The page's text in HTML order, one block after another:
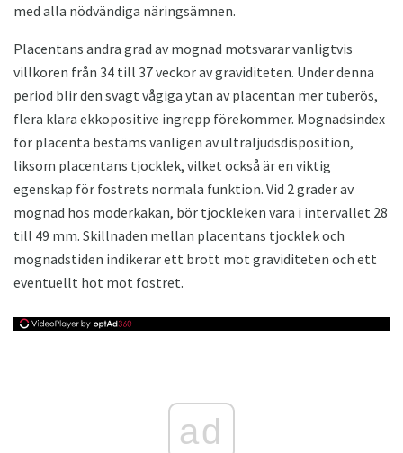
med alla nödvändiga näringsämnen.
Placentans andra grad av mognad motsvarar vanligtvis
villkoren från 34 till 37 veckor av graviditeten. Under denna
period blir den svagt vågiga ytan av placentan mer tuberös,
flera klara ekkopositive ingrepp förekommer. Mognadsindex
för placenta bestäms vanligen av ultraljudsdisposition,
liksom placentans tjocklek, vilket också är en viktig
egenskap för fostrets normala funktion. Vid 2 grader av
mognad hos moderkakan, bör tjockleken vara i intervallet 28
till 49 mm. Skillnaden mellan placentans tjocklek och
mognadstiden indikerar ett brott mot graviditeten och ett
eventuellt hot mot fostret.
ad